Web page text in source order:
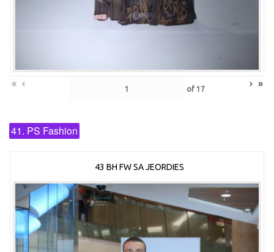
« ‹ of 17 › »
41. PS Fashion
43 BH FW SA JEORDIES